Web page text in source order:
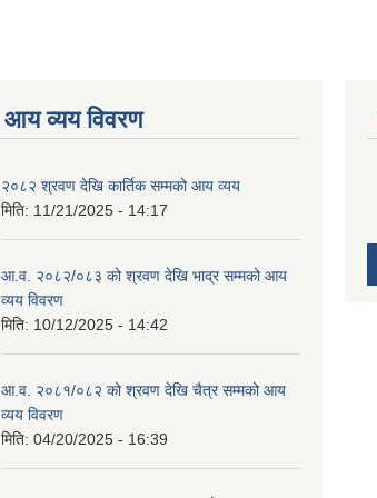
आय व्यय विवरण
२०८२ श्रवण देखि कार्तिक सम्मको आय व्यय
मिति: 11/21/2025 - 14:17
आ.व. २०८२/०८३ को श्रवण देखि भाद्र सम्मको आय
व्यय विवरण
मिति: 10/12/2025 - 14:42
आ.व. २०८१/०८२ को श्रवण देखि चैत्र सम्मको आय
व्यय विवरण
मिति: 04/20/2025 - 16:39